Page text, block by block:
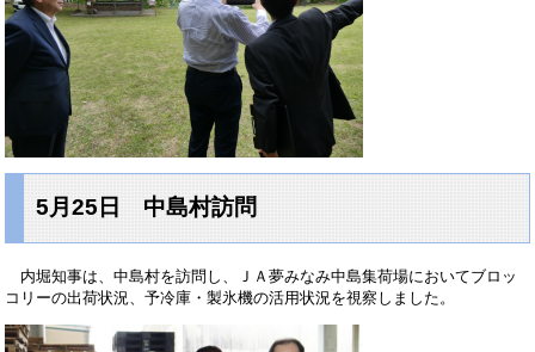
5月25日 中島村訪問
内堀知事は、中島村を訪問し、ＪＡ夢みなみ中島集荷場においてブロッ
コリーの出荷状況、予冷庫・製氷機の活用状況を視察しました。